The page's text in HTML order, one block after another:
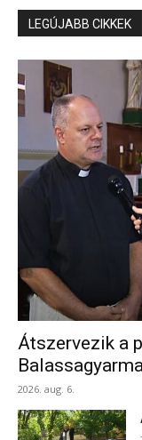
LEGÚJABB CIKKEK
Átszervezik a
2026. aug. 6.